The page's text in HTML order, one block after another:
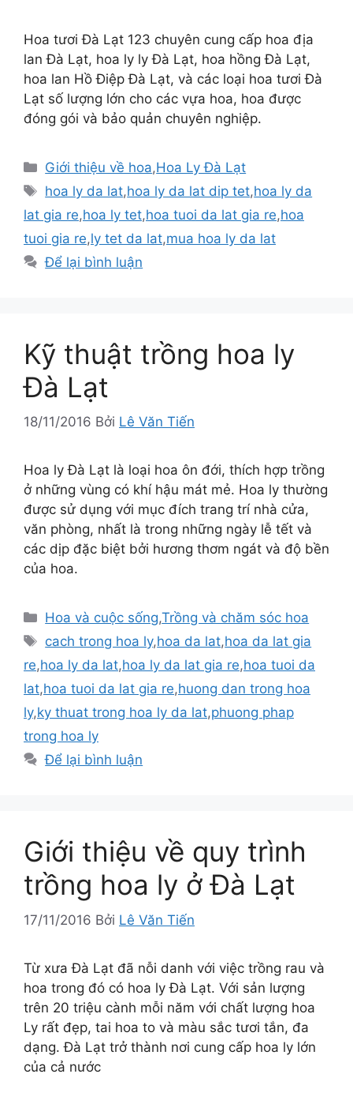
Hoa tươi Đà Lạt 123 chuyên cung cấp hoa địa
lan Đà Lạt, hoa ly ly Đà Lạt, hoa hồng Đà Lạt,
hoa lan Hồ Điệp Đà Lạt, và các loại hoa tươi Đà
Lạt số lượng lớn cho các vựa hoa, hoa được
đóng gói và bảo quản chuyên nghiệp.
Danh
mục
Giới thiệu về hoa,Hoa Ly Đà Lạt
Thẻ
hoa ly da lat,hoa ly da lat dip tet,hoa ly da
lat gia re,hoa ly tet,hoa tuoi da lat gia re,hoa
tuoi gia re,ly tet da lat,mua hoa ly da lat
Để lại bình luận
Kỹ thuật trồng hoa ly
Đà Lạt
18/11/2016 Bởi Lê Văn Tiến
Hoa ly Đà Lạt là loại hoa ôn đới, thích hợp trồng
ở những vùng có khí hậu mát mẻ. Hoa ly thường
được sử dụng với mục đích trang trí nhà cửa,
văn phòng, nhất là trong những ngày lễ tết và
các dịp đặc biệt bởi hương thơm ngát và độ bền
của hoa.
Danh
mục
Hoa và cuộc sống,Trồng và chăm sóc hoa
Thẻ
cach trong hoa ly,hoa da lat,hoa da lat gia
re,hoa ly da lat,hoa ly da lat gia re,hoa tuoi da
lat,hoa tuoi da lat gia re,huong dan trong hoa
ly,ky thuat trong hoa ly da lat,phuong phap
trong hoa ly
Để lại bình luận
Giới thiệu về quy trình
trồng hoa ly ở Đà Lạt
17/11/2016 Bởi Lê Văn Tiến
Từ xưa Đà Lạt đã nỗi danh với việc trồng rau và
hoa trong đó có hoa ly Đà Lạt. Với sản lượng
trên 20 triệu cành mỗi năm với chất lượng hoa
Ly rất đẹp, tai hoa to và màu sắc tươi tắn, đa
dạng. Đà Lạt trở thành nơi cung cấp hoa ly lớn
của cả nước